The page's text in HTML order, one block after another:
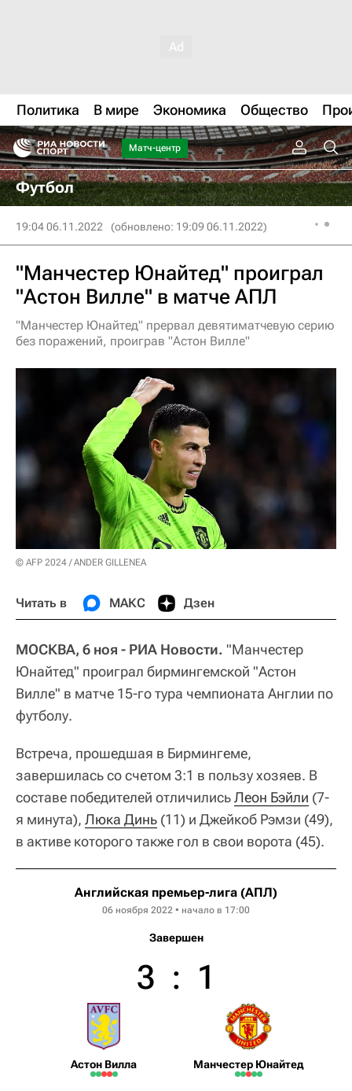
Политика В мире Экономика Общество
Матч-центр
Футбол
19:04 06.11.2022 (обновлено: 19:09 06.11.2022)
"Манчестер Юнайтед" проиграл
"Астон Вилле" в матче АПЛ
"Манчестер Юнайтед" прервал девятиматчевую серию
без поражений, проиграв "Астон Вилле"
© AFP 2024 / ANDER GILLENEA
Читать в МАКС Дзен
МОСКВА, 6 ноя - РИА Новости. "Манчестер
Юнайтед" проиграл бирмингемской "Астон
Вилле" в матче 15-го тура чемпионата Англии по
футболу.
Встреча, прошедшая в Бирмингеме,
завершилась со счетом 3:1 в пользу хозяев. В
составе победителей отличилисьЛеон Бэйли (7-
я минута), Люка Динь (11) и Джейкоб Рэмзи (49),
в активе которого также гол в свои ворота (45).
Английская премьер-лига (АПЛ)
06 ноября 2022 • начало в 17:00
Завершен
Астон Вилла
3 : 1
Манчестер Юнайтед